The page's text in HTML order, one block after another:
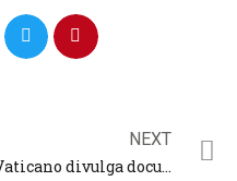
NEXT
Vaticano divulga documento sobre a possibilidade de mulheres atuarem como diaconisas; bispos vão decidir